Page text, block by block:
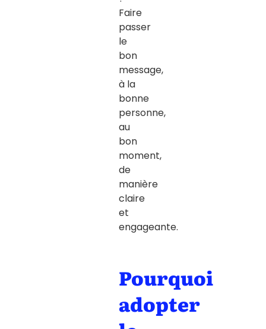
Faire
passer
le
bon
message,
à la
bonne
personne,
au
bon
moment,
de
manière
claire
et
engageante.
Pourquoi
adopter